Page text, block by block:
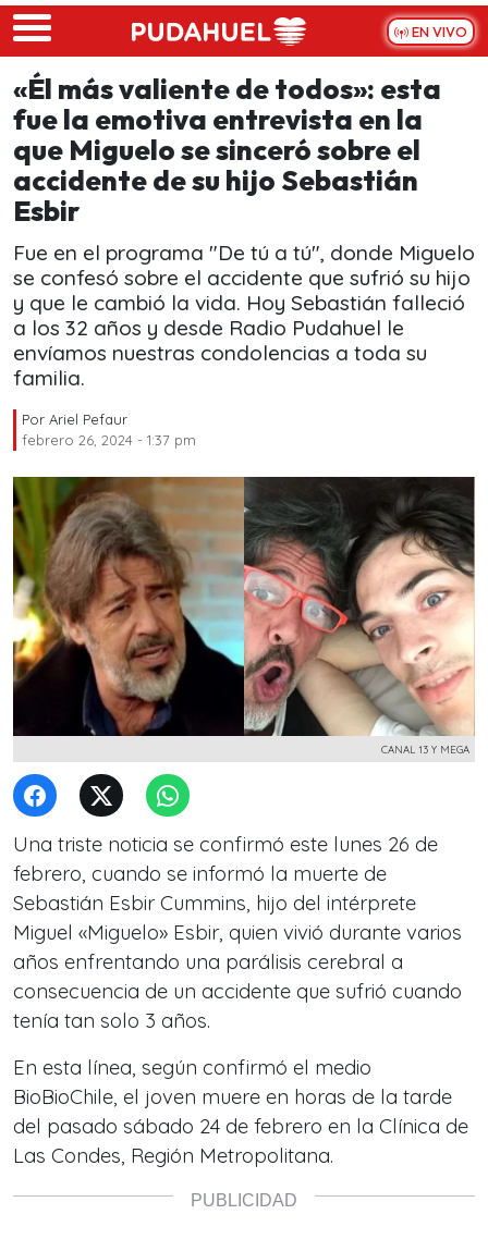
Skip to main content
EN VIVO
«Él más valiente de todos»: esta
fue la emotiva entrevista en la
que Miguelo se sinceró sobre el
accidente de su hijo Sebastián
Esbir
Fue en el programa "De tú a tú", donde Miguelo
se confesó sobre el accidente que sufrió su hijo
y que le cambió la vida. Hoy Sebastián falleció
a los 32 años y desde Radio Pudahuel le
envíamos nuestras condolencias a toda su
familia.
Por Ariel Pefaur
febrero 26, 2024 - 1:37 pm
CANAL 13 Y MEGA
Una triste noticia se confirmó este lunes 26 de
febrero, cuando se informó la muerte de
Sebastián Esbir Cummins, hijo del intérprete
Miguel «Miguelo» Esbir, quien vivió durante varios
años enfrentando una parálisis cerebral a
consecuencia de un accidente que sufrió cuando
tenía tan solo 3 años.
En esta línea, según confirmó el medio
BioBioChile, el joven muere en horas de la tarde
del pasado sábado 24 de febrero en la Clínica de
Las Condes, Región Metropolitana.